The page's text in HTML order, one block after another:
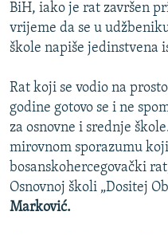
SVE KARTE DEJTONA
NASTANAK I RASPAD
BiH, iako je rat završen
vrijeme da se u
škole napiše jedinstvena
Rat koji se vodio na
godine gotovo se i ne
za osnovne i srednje
mirovnom sporazumu
bosanskohercegovački
Osnovnoj školi „Dositej
Marković.